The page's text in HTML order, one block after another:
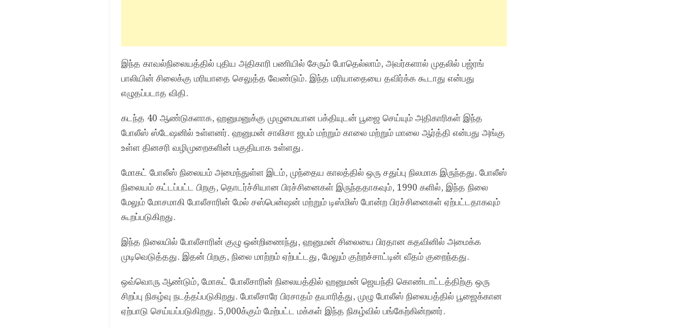
இந்த காவல்நிலையத்தில் புதிய அதிகாரி பணியில் சேரும் போதெல்லாம், அவர்களால் முதலில் பஜ்ரங்
பாலியின் சிலைக்கு மரியாதை செலுத்த வேண்டும். இந்த மரியாதையை தவிர்க்க கூடாது என்பது
எழுதப்படாத விதி.
கடந்த 40 ஆண்டுகளாக, ஹனுமனுக்கு முழுமையான பக்தியுடன் பூஜை செய்யும் அதிகாரிகள் இந்த
போலீஸ் ஸ்டேஷனில் உள்ளனர். ஹனுமன் சாலிசா ஜபம் மற்றும் காலை மற்றும் மாலை ஆர்த்தி என்பது அங்கு
உள்ள தினசரி வழிமுறைகளின் பகுதியாக உள்ளது.
மோகட் போலீஸ் நிலையம் அமைந்துள்ள இடம், முந்தைய காலத்தில் ஒரு சதுப்பு நிலமாக இருந்தது. போலீஸ்
நிலையம் கட்டப்பட்ட பிறகு, தொடர்ச்சியான பிரச்சினைகள் இருந்ததாகவும், 1990 களில், இந்த நிலை
மேலும் மோசமாகி போலீசாரின் மேல் சஸ்பென்ஷன் மற்றும் டிஸ்மிஸ் போன்ற பிரச்சினைகள் ஏற்பட்டதாகவும்
கூறப்படுகிறது.
இந்த நிலையில் போலீசாரின் குழு ஒன்றிணைந்து, ஹனுமன் சிலையை பிரதான கதவினில் அமைக்க
முடிவெடுத்தது. இதன் பிறகு, நிலை மாற்றம் ஏற்பட்டது, மேலும் குற்றச்சாட்டின் வீதம் குறைந்தது.
ஒவ்வொரு ஆண்டும், மோகட் போலீசாரின் நிலையத்தில் ஹனுமன் ஜெயந்தி கொண்டாட்டத்திற்கு ஒரு
சிறப்பு நிகழ்வு நடத்தப்படுகிறது. போலீசாரே பிரசாதம் தயாரித்து, முழு போலீஸ் நிலையத்தில் பூஜைக்கான
ஏற்பாடு செய்யப்படுகிறது. 5,000க்கும் மேற்பட்ட மக்கள் இந்த நிகழ்வில் பங்கேற்கின்றனர்.